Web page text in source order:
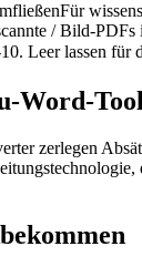
Für
/ Bild-
Leer lassen für
Word-
zerlegen